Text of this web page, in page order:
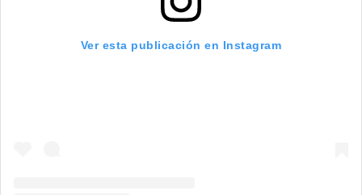
Ver esta publicación en Instagram